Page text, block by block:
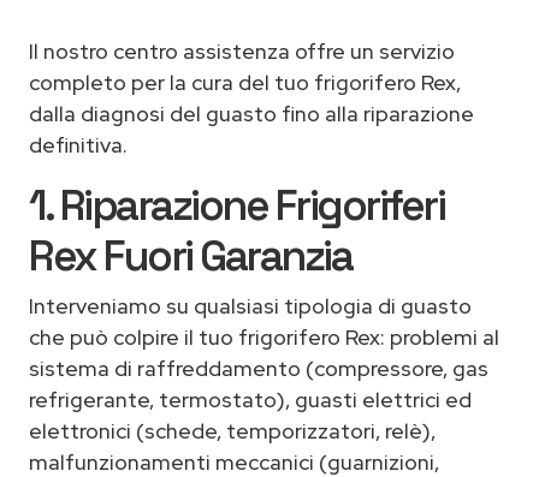
Il nostro centro assistenza offre un servizio
completo per la cura del tuo frigorifero Rex,
dalla diagnosi del guasto fino alla riparazione
definitiva.
1. Riparazione Frigoriferi
Rex Fuori Garanzia
Interveniamo su qualsiasi tipologia di guasto
che può colpire il tuo frigorifero Rex: problemi al
sistema di raffreddamento (compressore, gas
refrigerante, termostato), guasti elettrici ed
elettronici (schede, temporizzatori, relè),
malfunzionamenti meccanici (guarnizioni,